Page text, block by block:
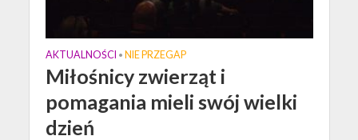
AKTUALNOŚCI • NIE PRZEGAP
Miłośnicy zwierząt i
pomagania mieli swój wielki
dzień